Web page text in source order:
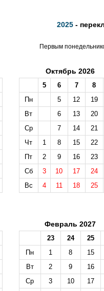
2025 -
Первым
Октябрь 2026
5 6 7
8
Пн
5 12
19
Вт
6 13
20
Ср
7 14
21
Чт
1 8 15
22
Пт
2 9 16
23
Сб
3 10 17
24
Вс
4 11 18 25
Февраль 2027
23 24
25
Пн
1 8
15
Вт
2 9
16
Ср
3 10
17